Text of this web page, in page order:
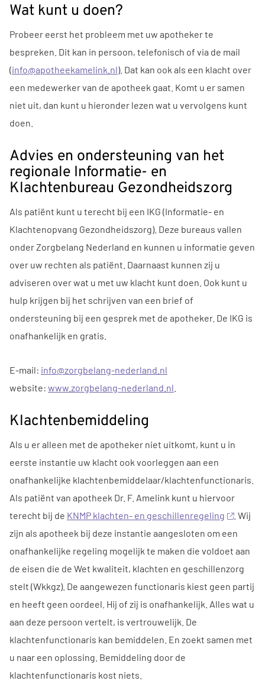
Wat kunt u doen?
Probeer eerst het probleem met uw apotheker te
bespreken. Dit kan in persoon, telefonisch of via de mail
(info@apotheekamelink.nl). Dat kan ook als een klacht over
een medewerker van de apotheek gaat. Komt u er samen
niet uit, dan kunt u hieronder lezen wat u vervolgens kunt
doen.
Advies en ondersteuning van het
regionale Informatie- en
Klachtenbureau Gezondheidszorg
Als patiënt kunt u terecht bij een IKG (Informatie- en
Klachtenopvang Gezondheidszorg). Deze bureaus vallen
onder Zorgbelang Nederland en kunnen u informatie geven
over uw rechten als patiënt. Daarnaast kunnen zij u
adviseren over wat u met uw klacht kunt doen. Ook kunt u
hulp krijgen bij het schrijven van een brief of
ondersteuning bij een gesprek met de apotheker. De IKG is
onafhankelijk en gratis.
E-mail: info@zorgbelang-nederland.nl
website: www.zorgbelang-nederland.nl
Klachtenbemiddeling
Als u er alleen met de apotheker niet uitkomt, kunt u in
eerste instantie uw klacht ook voorleggen aan een
onafhankelijke klachtenbemiddelaar/klachtenfunctionaris.
Als patiënt van apotheek Dr. F. Amelink kunt u hiervoor
terecht bij de KNMP klachten- en geschillenregeling
. Wij
zijn als apotheek bij deze instantie aangesloten om een
onafhankelijke regeling mogelijk te maken die voldoet aan
de eisen die de Wet kwaliteit, klachten en geschillenzorg
stelt (Wkkgz). De aangewezen functionaris kiest geen partij
en heeft geen oordeel. Hij of zij is onafhankelijk. Alles wat u
aan deze persoon vertelt, is vertrouwelijk. De
klachtenfunctionaris kan bemiddelen. En zoekt samen met
u naar een oplossing. Bemiddeling door de
klachtenfunctionaris kost niets.